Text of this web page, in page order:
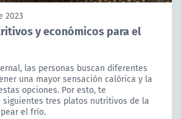
2023
y económicos para el
las personas buscan diferentes
una mayor sensación calórica y la
opciones. Por esto, te
siguientes tres platos nutritivos de la
el frío.